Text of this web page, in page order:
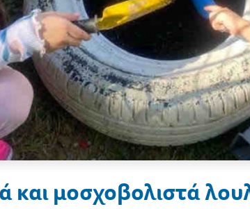
και μοσχοβολιστά